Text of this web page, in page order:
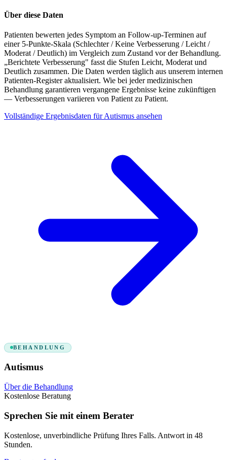
Über diese Daten
Patienten bewerten jedes Symptom an Follow-up-Terminen auf
einer 5-Punkte-Skala (Schlechter / Keine Verbesserung / Leicht /
Moderat / Deutlich) im Vergleich zum Zustand vor der Behandlung.
„Berichtete Verbesserung" fasst die Stufen Leicht, Moderat und
Deutlich zusammen. Die Daten werden täglich aus unserem internen
Patienten-Register aktualisiert. Wie bei jeder medizinischen
Behandlung garantieren vergangene Ergebnisse keine zukünftigen
— Verbesserungen variieren von Patient zu Patient.
Vollständige Ergebnisdaten für Autismus ansehen
BEHANDLUNG
Autismus
Über die Behandlung
Kostenlose Beratung
Sprechen Sie mit einem Berater
Kostenlose, unverbindliche Prüfung Ihres Falls. Antwort in 48
Stunden.